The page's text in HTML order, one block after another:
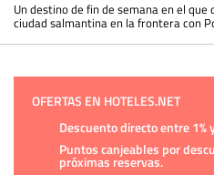
Un destino de fin de semana en el
ciudad salmantina en la frontera con
OFERTAS EN HOTELES.NET
Descuento directo entre 1%
Puntos canjeables por
próximas reservas.